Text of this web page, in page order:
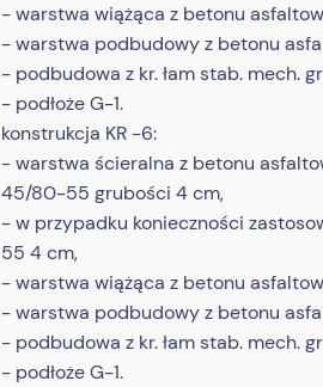
- warstwa wiążąca z betonu
- warstwa podbudowy z betonu
- podbudowa z kr. łam stab. mech.
- podłoże G-1.
konstrukcja KR -6:
- warstwa ścieralna z betonu
45/80-55 grubości 4 cm,
- w przypadku konieczności
55 4 cm,
- warstwa wiążąca z betonu
- warstwa podbudowy z betonu
- podbudowa z kr. łam stab. mech.
- podłoże G-1.